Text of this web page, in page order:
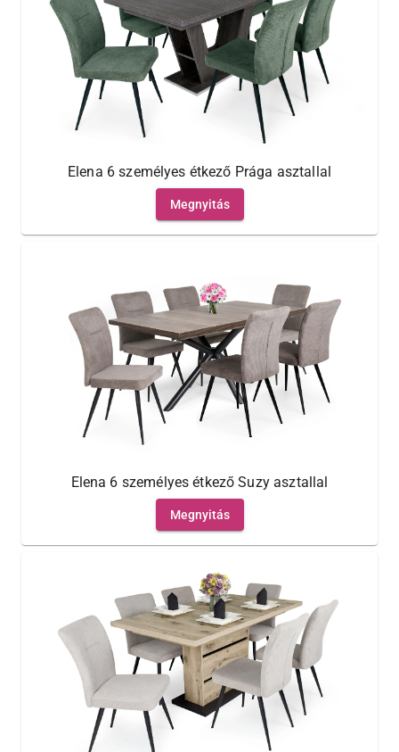
Elena 6 személyes étkező Prága asztallal
Megnyitás
Elena 6 személyes étkező Suzy asztallal
Megnyitás